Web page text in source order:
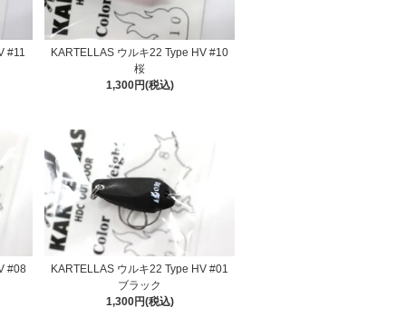
#11
KARTELLAS ウルキ22 Type HV #10
桜
1,300円(税込)
#08
KARTELLAS ウルキ22 Type HV #01
ブラック
1,300円(税込)